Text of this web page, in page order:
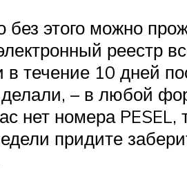
этого можно
реестр
течение 10 дней
– в любой
нет номера PESEL,
придите